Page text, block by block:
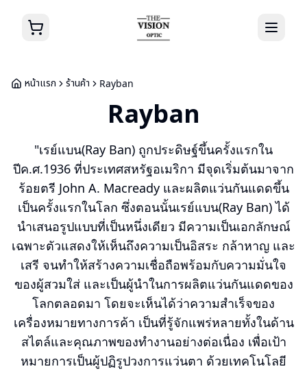
หน้าแรก ร้านค้า Rayban
Rayban
"เรย์แบน(Ray Ban) ถูกประดิษฐ์ขึ้นครั้งแรกใน
ปีค.ศ.1936 ที่ประเทศสหรัฐอเมริกา มีจุดเริ่มต้นมาจาก
ร้อยตรี John A. Macready และผลิตแว่นกันแดดขึ้น
เป็นครั้งแรกในโลก ซึ่งตอนนั้นเรย์แบน(Ray Ban) ได้
นำเสนอรูปแบบที่เป็นหนึ่งเดียว มีความเป็นเอกลักษณ์
เฉพาะตัวแสดงให้เห็นถึงความเป็นอิสระ กล้าหาญ และ
เสรี จนทำให้สร้างความเชื่อถือพร้อมกับความมั่นใจ
ของผู้สวมใส่ และเป็นผู้นำในการผลิตแว่นกันแดดของ
โลกตลอดมา โดยจะเห็นได้ว่าความสำเร็จของ
เครื่องหมายทางการค้า เป็นที่รู้จักแพร่หลายทั้งในด้าน
สไตล์และคุณภาพของทำงานอย่างต่อเนื่อง เพื่อเป้า
หมายการเป็นผู้ปฏิรูปวงการแว่นตา ด้วยเทคโนโลยี